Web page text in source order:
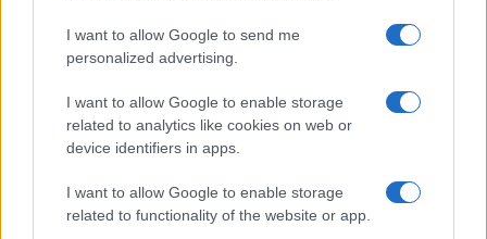
I want to allow Google to send me
personalized advertising.
I want to allow Google to enable storage
related to analytics like cookies on web or
device identifiers in apps.
I want to allow Google to enable storage
related to functionality of the website or app.
ΕΛΛΑΔΑ
ΕΛΑΣ: Συνεχίζεται με ταχείς ρυθμούς η
εξάρθρωση της ρωσόφωνης μαφίας –
Συνελήφθησαν 49χρονος και 37χρονος